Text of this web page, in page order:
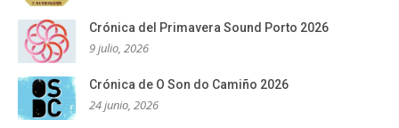
Crónica del Primavera Sound Porto 2026
9 julio, 2026
Crónica de O Son do Camiño 2026
24 junio, 2026